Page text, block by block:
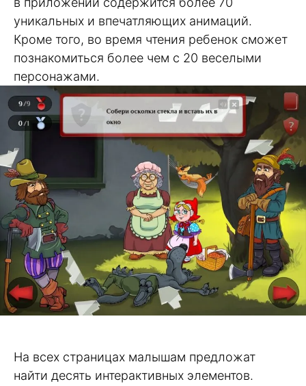
уникальных и впечатляющих анимаций.
Кроме того, во время чтения ребенок сможет
познакомиться более чем с 20 веселыми
персонажами.
На всех страницах малышам предложат
найти десять интерактивных элементов.